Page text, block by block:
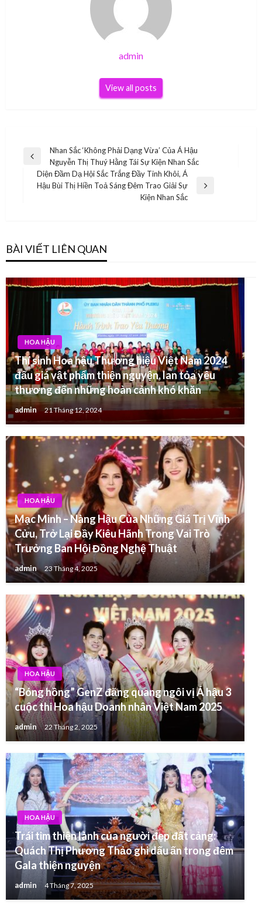
admin
View all posts
Điều
hướng
bài
Previous
Post
Nhan Sắc ‘Không Phải Dạng Vừa’ Của Á Hậu
Nguyễn Thị Thuý Hằng Tái Sự Kiện Nhan Sắc
Next
Diện Đầm Dạ Hội Sắc Trắng Đầy Tinh Khôi, Á
Hậu Bùi Thị Hiền Toả Sáng Đêm Trao Giải Sự
Kiện Nhan Sắc
BÀI VIẾT LIÊN QUAN
HOA HẬU
Thí sinh Hoa hậu Thương hiệu Việt Nam 2024
đấu giá vật phẩm thiện nguyện, lan tỏa yêu
thương đến những hoàn cảnh khó khăn
admin 21 Tháng 12, 2024
HOA HẬU
Mạc Minh – Nàng Hậu Của Những Giá Trị Vĩnh
Cửu, Trở Lại Đầy Kiêu Hãnh Trong Vai Trò
Trưởng Ban Hội Đồng Nghệ Thuật
admin 23 Tháng 4, 2025
HOA HẬU
“Bóng hồng” GenZ đăng quang ngôi vị Á hậu 3
cuộc thi Hoa hậu Doanh nhân Việt Nam 2025
admin 22 Tháng 2, 2025
HOA HẬU
Trái tim thiện lành của người đẹp đất cảng:
Quách Thị Phương Thảo ghi dấu ấn trong đêm
Gala thiện nguyện
admin 4 Tháng 7, 2025